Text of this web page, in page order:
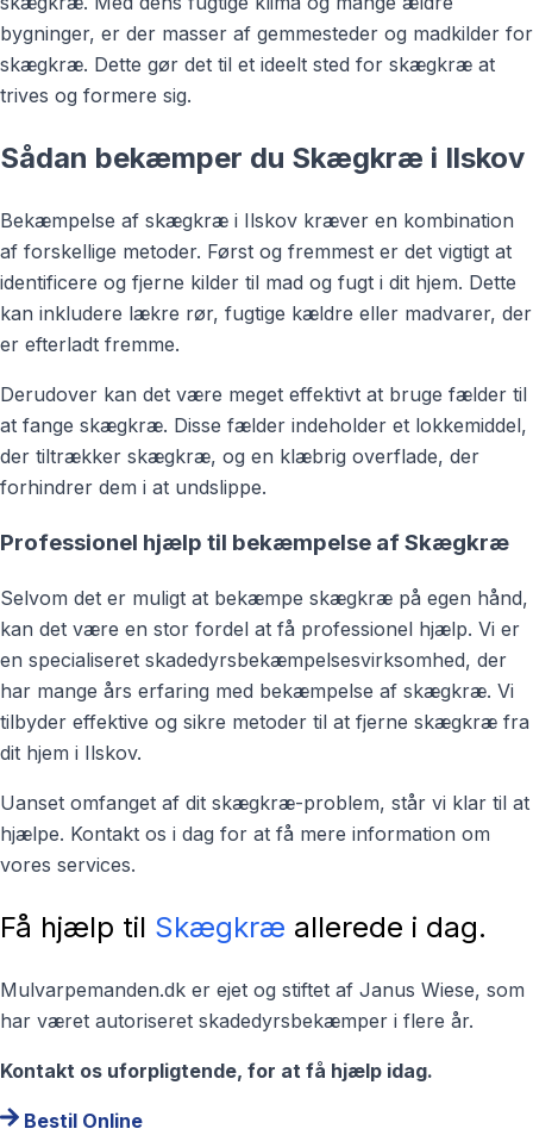
bygninger, er der masser af gemmesteder og madkilder for
skægkræ. Dette gør det til et ideelt sted for skægkræ at
trives og formere sig.
Sådan bekæmper du Skægkræ i Ilskov
Bekæmpelse af skægkræ i Ilskov kræver en kombination
af forskellige metoder. Først og fremmest er det vigtigt at
identificere og fjerne kilder til mad og fugt i dit hjem. Dette
kan inkludere lækre rør, fugtige kældre eller madvarer, der
er efterladt fremme.
Derudover kan det være meget effektivt at bruge fælder til
at fange skægkræ. Disse fælder indeholder et lokkemiddel,
der tiltrækker skægkræ, og en klæbrig overflade, der
forhindrer dem i at undslippe.
Professionel hjælp til bekæmpelse af Skægkræ
Selvom det er muligt at bekæmpe skægkræ på egen hånd,
kan det være en stor fordel at få professionel hjælp. Vi er
en specialiseret skadedyrsbekæmpelsesvirksomhed, der
har mange års erfaring med bekæmpelse af skægkræ. Vi
tilbyder effektive og sikre metoder til at fjerne skægkræ fra
dit hjem i Ilskov.
Uanset omfanget af dit skægkræ-problem, står vi klar til at
hjælpe. Kontakt os i dag for at få mere information om
vores services.
Få hjælp til Skægkræ allerede i dag.
Mulvarpemanden.dk er ejet og stiftet af Janus Wiese, som
har været autoriseret skadedyrsbekæmper i flere år.
Kontakt os uforpligtende, for at få hjælp idag.
Bestil Online